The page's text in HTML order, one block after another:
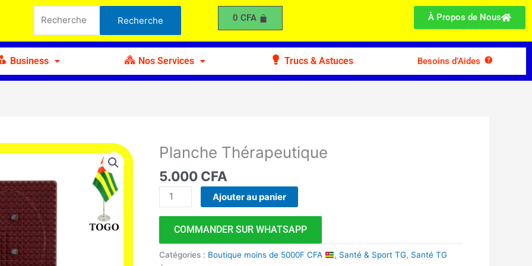
pour :
Recherche 0 CFA À Propos de Nous
Business Nos Services Trucs & Astuces Besoins d’Aides
Planche Thérapeutique
5.000 CFA
quantité
Planche
ThérapeutiqueAjouter au panier
COMMANDER SUR WHATSAPP
Catégories : Boutique moins de 5000F CFA , Santé & Sport TG, Santé TG
Thérapeutique